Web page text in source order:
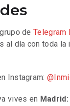
deTelegram
al día con toda la
Instagram:
vives en